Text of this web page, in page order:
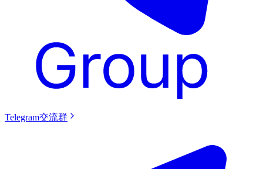
Telegram交流群